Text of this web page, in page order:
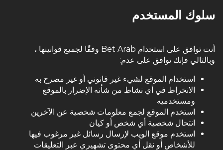
سلوك المستخدم
أنت توافق على استخدام Bet Arab وفقًا لجميع قوانينها ،
وبالتالي فإنك توافق على عدم:
استخدام الموقع لشيء غير قانوني أو غير مصرح به
الانخراط في أي نشاط من شأنه الإضرار بالموقع
ومستخدميه
استخدم الموقع لجمع معلومات شخصية عن الآخرين
انتحال شخصية أي شخص أو كيان
استخدم موقع الويب لإرسال رسائل غير مرغوب فيها
للأشخاص أو نقل أي محتوى تشهيري عبر التعليقات